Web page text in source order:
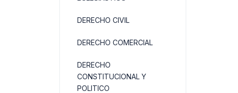
DERECHO CIVIL
DERECHO COMERCIAL
DERECHO
CONSTITUCIONAL Y
POLITICO